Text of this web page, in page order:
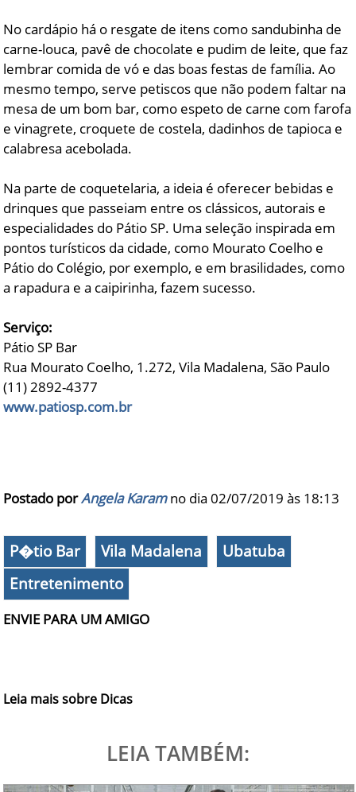
No cardápio há o resgate de itens como sandubinha de
carne-louca, pavê de chocolate e pudim de leite, que faz
lembrar comida de vó e das boas festas de família. Ao
mesmo tempo, serve petiscos que não podem faltar na
mesa de um bom bar, como espeto de carne com farofa
e vinagrete, croquete de costela, dadinhos de tapioca e
calabresa acebolada.
Na parte de coquetelaria, a ideia é oferecer bebidas e
drinques que passeiam entre os clássicos, autorais e
especialidades do Pátio SP. Uma seleção inspirada em
pontos turísticos da cidade, como Mourato Coelho e
Pátio do Colégio, por exemplo, e em brasilidades, como
a rapadura e a caipirinha, fazem sucesso.
Serviço:
Pátio SP Bar
Rua Mourato Coelho, 1.272, Vila Madalena, São Paulo
(11) 2892-4377
www.patiosp.com.br
Postado porAngela Karamno dia 02/07/2019 às 18:13
P�tio Bar Vila Madalena
Ubatuba
Entretenimento
ENVIE PARA UM AMIGO
Leia mais sobre Dicas
LEIA TAMBÉM: